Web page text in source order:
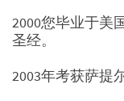
2000您毕业于美
圣经。
2003年考获萨提